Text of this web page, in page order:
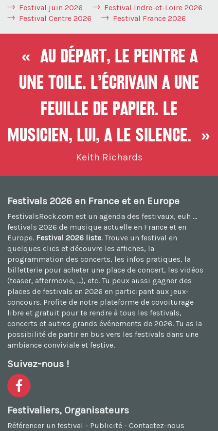
Festival juin 2026
Festival Indre-et-Loire 2026
Festival Centre 2026
Festival France 2026
« Au départ, le peintre a
une toile. L’écrivain a une
feuille de papier. Le
musicien, lui, a le silence. »
Keith Richards
Festivals 2026 en France et en Europe
FestivalsRock.com est un agenda des festivaux, euh ...
festivals 2026 de musique actuelle en France et en
Europe. Festival 2026 liste. Trouve un festival en
quelques clics et découvre les affiches, la
programmation des concerts, les infos pratiques, la
billetterie pour acheter une place de concert, les vidéos
(teaser, aftermovie, ...), etc. Tu peux aussi gagner des
places de festivals en 2026 en participant aux jeux-
concours. Profite de notre plateforme de covoiturage
libre et gratuit pour te rendre à tous les festivals,
concerts et autres grands événements de 2026. Tu as la
possibilité de partir en bus vers les festivals dans une
ambiance conviviale et festive.
Suivez-nous !
Festivaliers, Organisateurs
Référencer un festival - Publicité - Contactez-nous